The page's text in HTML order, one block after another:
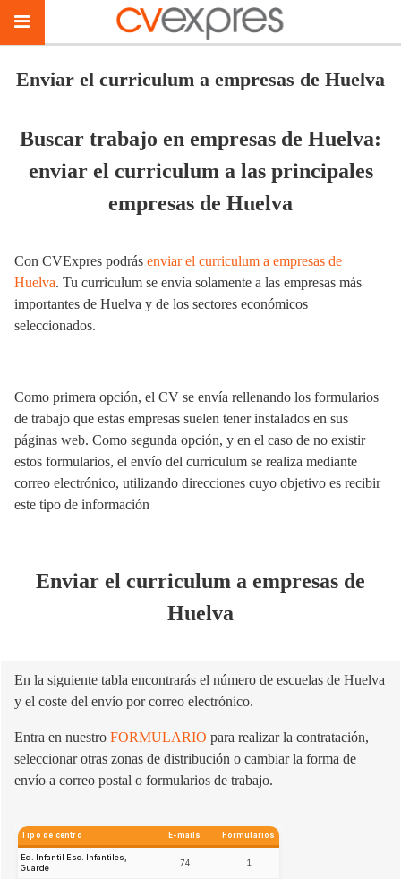
Enviar el curriculum a empresas de Huelva
Buscar trabajo en empresas de Huelva:
enviar el curriculum a las principales
empresas de Huelva
Con CVExpres podrás enviar el curriculum a empresas de
Huelva. Tu curriculum se envía solamente a las empresas más
importantes de Huelva y de los sectores económicos
seleccionados.
Como primera opción, el CV se envía rellenando los formularios
de trabajo que estas empresas suelen tener instalados en sus
páginas web. Como segunda opción, y en el caso de no existir
estos formularios, el envío del curriculum se realiza mediante
correo electrónico, utilizando direcciones cuyo objetivo es recibir
este tipo de información
Enviar el curriculum a empresas de
Huelva
En la siguiente tabla encontrarás el número de escuelas de Huelva
y el coste del envío por correo electrónico.
Entra en nuestro FORMULARIO para realizar la contratación,
seleccionar otras zonas de distribución o cambiar la forma de
envío a correo postal o formularios de trabajo.